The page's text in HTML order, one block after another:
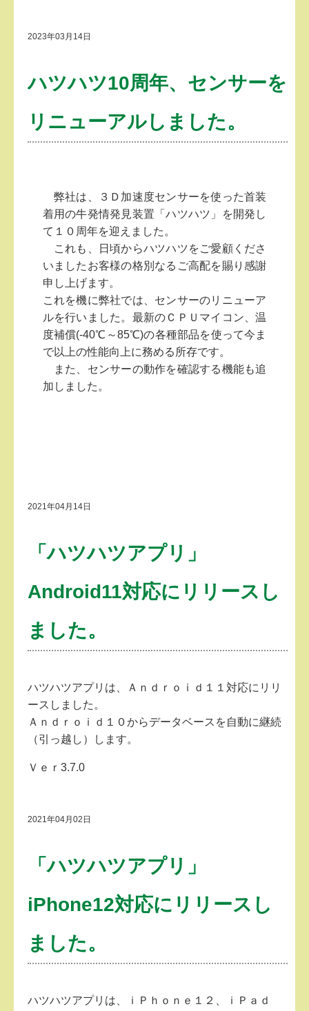
2023年03月14日
ハツハツ10周年、センサーを
リニューアルしました。
弊社は、３Ｄ加速度センサーを使った首装
着用の牛発情発見装置「ハツハツ」を開発し
て１０周年を迎えました。
これも、日頃からハツハツをご愛顧くださ
いましたお客様の格別なるご高配を賜り感謝
申し上げます。
これを機に弊社では、センサーのリニューア
ルを行いました。最新のＣＰＵマイコン、温
度補償(-40℃～85℃)の各種部品を使って今ま
で以上の性能向上に務める所存です。
また、センサーの動作を確認する機能も追
加しました。
2021年04月14日
「ハツハツアプリ」
Android11対応にリリースし
ました。
ハツハツアプリは、Ａｎｄｒｏｉｄ１１対応にリリ
ースしました。
Ａｎｄｒｏｉｄ１０からデータベースを自動に継続
（引っ越し）します。
Ｖｅｒ3.7.0
2021年04月02日
「ハツハツアプリ」
iPhone12対応にリリースし
ました。
ハツハツアプリは、ｉＰｈｏｎｅ１２、ｉＰａｄ